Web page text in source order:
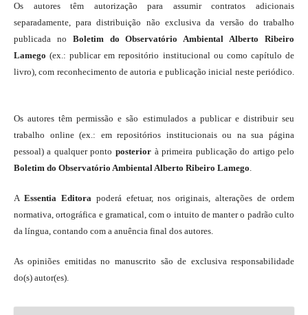
Os autores têm autorização para assumir contratos adicionais
separadamente, para distribuição não exclusiva da versão do trabalho
publicada no Boletim do Observatório Ambiental Alberto Ribeiro
Lamego (ex.: publicar em repositório institucional ou como capítulo de
livro), com reconhecimento de autoria e publicação inicial neste periódico.
Os autores têm permissão e são estimulados a publicar e distribuir seu
trabalho online (ex.: em repositórios institucionais ou na sua página
pessoal) a qualquer ponto posterior à primeira publicação do artigo pelo
Boletim do Observatório Ambiental Alberto Ribeiro Lamego.
A Essentia Editorapoderá efetuar, nos originais, alterações de ordem
normativa, ortográfica e gramatical, com o intuito de manter o padrão culto
da língua, contando com a anuência final dos autores.
As opiniões emitidas no manuscrito são de exclusiva responsabilidade
do(s) autor(es).